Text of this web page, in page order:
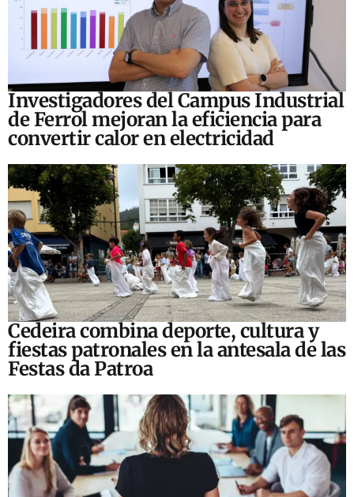
Investigadores del Campus Industrial
de Ferrol mejoran la eficiencia para
convertir calor en electricidad
Cedeira combina deporte, cultura y
fiestas patronales en la antesala de las
Festas da Patroa